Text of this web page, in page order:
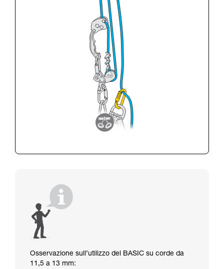
Osservazione sull’utilizzo del BASIC su corde da
11,5 a 13 mm: